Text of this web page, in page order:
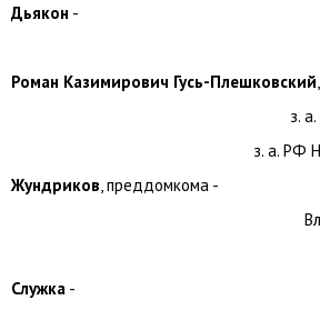
Дьякон -
Роман Казимирович Гусь-Плешковский
з.
з. а. РФ
Жундриков , преддомкома -
Служка -